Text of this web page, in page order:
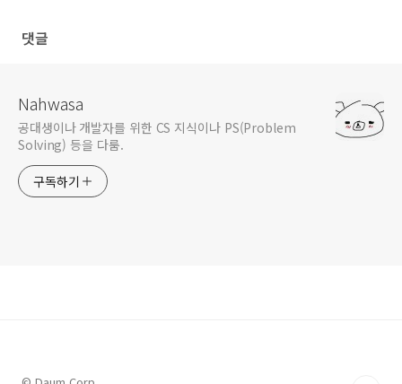
댓글
Nahwasa
공대생이나 개발자를 위한 CS 지식이나 PS(Problem
Solving) 등을 다룸.
구독하기